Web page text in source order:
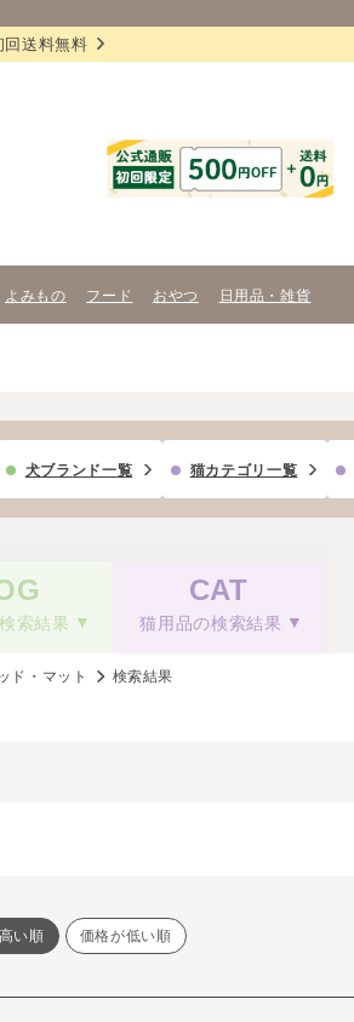
回送料無料
よみもの フード おやつ 日用品・雑貨
犬ブランド一覧 猫カテゴリ一覧
索結果
CAT
猫用品の検索結果
ド・マット 検索結果
い順 価格が低い順